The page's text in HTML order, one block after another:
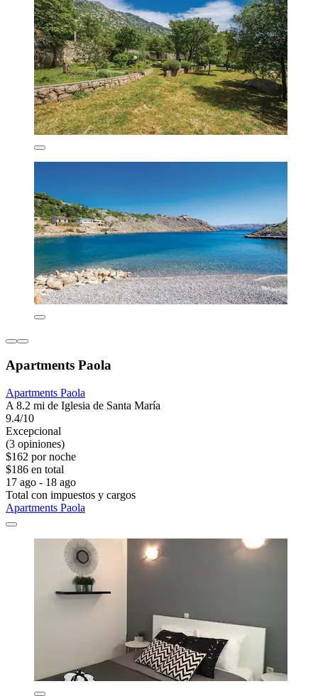
Apartments Paola
Apartments Paola
A 8.2 mi de Iglesia de Santa María
9.4/10
Excepcional
(3 opiniones)
$162 por noche
$186 en total
17 ago - 18 ago
Total con impuestos y cargos
Apartments Paola